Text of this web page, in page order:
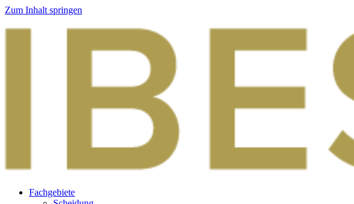
Zum Inhalt springen
Fachgebiete